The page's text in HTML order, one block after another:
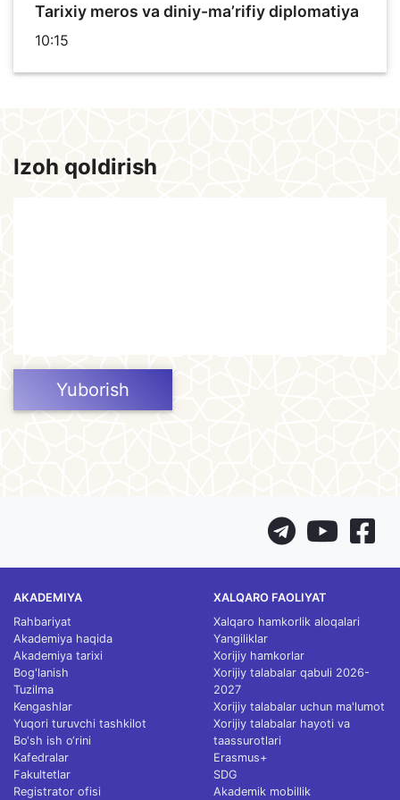
Tarixiy meros va diniy-ma’rifiy diplomatiya
10:15
Izoh qoldirish
Yuborish
AKADEMIYA
Rahbariyat
Akademiya haqida
Akademiya tarixi
Bog'lanish
Tuzilma
Kengashlar
Yuqori turuvchi tashkilot
Bo‘sh ish o‘rini
Kafedralar
Fakultetlar
Registrator ofisi
XALQARO FAOLIYAT
Xalqaro hamkorlik aloqalari
Yangiliklar
Xorijiy hamkorlar
Xorijiy talabalar qabuli 2026-
2027
Xorijiy talabalar uchun ma'lumot
Xorijiy talabalar hayoti va
taassurotlari
Erasmus+
SDG
Akademik mobillik